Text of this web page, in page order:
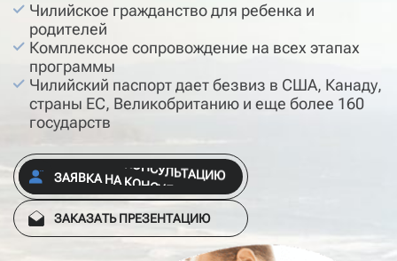
Роды в Чили
Паспорт Чили
Суррогатное материнство
Контакты
Ответы на вопросы
Блог
Чилийское гражданство для ребенка и
родителей
Комплексное сопровождение на всех этапах
программы
Чилийский паспорт дает безвиз в США, Канаду,
страны ЕС, Великобританию и еще более 160
государств
ЗАЯВКАНАКОНСУЛЬТАЦИЮ
ЗАЯВКА НА КО СУЛЬТАЦИЮ
ЗАКАЗАТЬ ПРЕЗЕНТАЦИЮ